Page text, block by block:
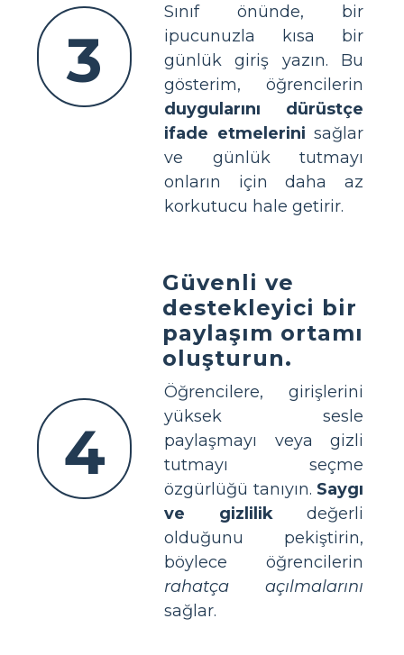
3
Sınıf önünde, bir
ipucunuzla kısa bir
günlük giriş yazın. Bu
gösterim, öğrencilerin
duygularını dürüstçe
ifade etmelerini sağlar
ve günlük tutmayı
onların için daha az
korkutucu hale getirir.
4
Güvenli ve
destekleyici bir
paylaşım ortamı
oluşturun.
Öğrencilere, girişlerini
yüksek sesle
paylaşmayı veya gizli
tutmayı seçme
özgürlüğü tanıyın. Saygı
ve gizlilikdeğerli
olduğunu pekiştirin,
böylece öğrencilerin
rahatça açılmalarını
sağlar.